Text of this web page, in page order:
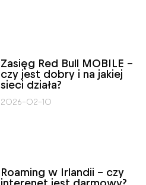
Zasięg Red Bull MOBILE –
czy jest dobry i na jakiej
sieci działa?
2026-02-10
Roaming w Irlandii – czy